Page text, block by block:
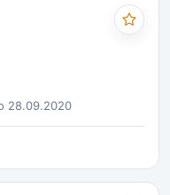
28.09.2020